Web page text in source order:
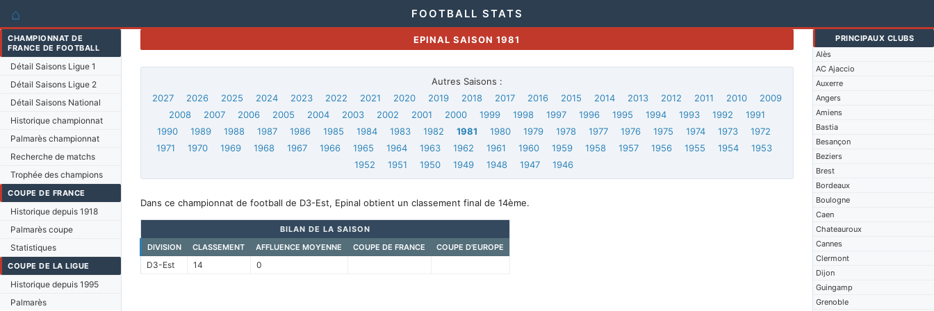
⌂ FOOTBALL STATS
CHAMPIONNAT DE
FRANCE DE FOOTBALL
Détail Saisons Ligue 1
Détail Saisons Ligue 2
Détail Saisons National
Historique championnat
Palmarès championnat
Recherche de matchs
Trophée des champions
COUPE DE FRANCE
Historique depuis 1918
Palmarès coupe
Statistiques
COUPE DE LA LIGUE
Historique depuis 1995
Palmarès
PRINCIPAUX CLUBS
Alès
AC Ajaccio
Auxerre
Angers
Amiens
Bastia
Besançon
Beziers
Brest
Bordeaux
Boulogne
Caen
Chateauroux
Cannes
Clermont
Dijon
Guingamp
Grenoble
EPINAL SAISON 1981
Autres Saisons :
2027
2026 2025 2024 2023 2022 2021 2020 2019 2018 2017 2016 2015 2014 2013 2012 2011 2010
2009
2008
2007 2006 2005 2004 2003 2002 2001 2000 1999 1998 1997 1996 1995 1994 1993 1992
1991
1990
1989 1988 1987 1986 1985 1984 1983 1982 1981 1980 1979 1978 1977 1976 1975 1974 1973
1972
1971
1970 1969 1968 1967 1966 1965 1964 1963 1962 1961 1960 1959 1958 1957 1956 1955 1954
1953
1952
1951 1950 1949 1948 1947 1946
Dans ce championnat de football de D3-Est, Epinal obtient un classement final de 14ème.
BILAN DE LA SAISON
DIVISION
CLASSEMENT AFFLUENCE MOYENNE COUPE DE FRANCE COUPE D'EUROPE
D3-Est 14 0